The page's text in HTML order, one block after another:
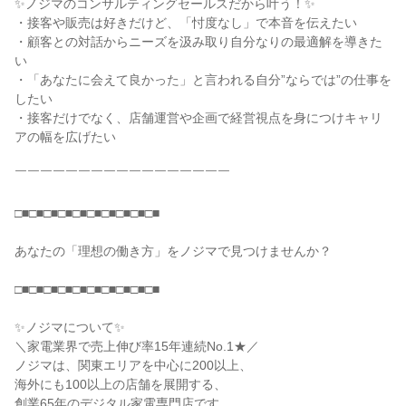
✨ノジマのコンサルティングセールスだから叶う！✨
・接客や販売は好きだけど、「忖度なし」で本音を伝えたい
・顧客との対話からニーズを汲み取り自分なりの最適解を導きた
い
・「あなたに会えて良かった」と言われる自分”ならでは”の仕事を
したい
・接客だけでなく、店舗運営や企画で経営視点を身につけキャリ
アの幅を広げたい
￣￣￣￣￣￣￣￣￣￣￣￣￣￣￣￣￣
□■□■□■□■□■□■□■□■□■□■
あなたの「理想の働き方」をノジマで見つけませんか？
□■□■□■□■□■□■□■□■□■□■
✨ノジマについて✨
＼家電業界で売上伸び率15年連続No.1★／
ノジマは、関東エリアを中心に200以上、
海外にも100以上の店舗を展開する、